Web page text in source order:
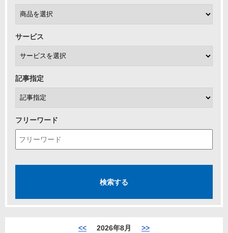
サービス
記事指定
フリーワード
<< 2026年8月 >>